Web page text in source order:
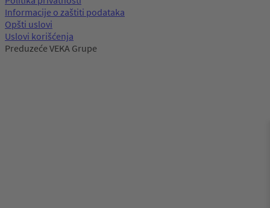
Informacije o zaštiti podataka
Opšti uslovi
Uslovi korišćenja
Preduzeće VEKA Grupe